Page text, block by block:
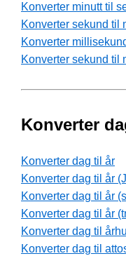
Konverter minutt til
Konverter sekund til
Konverter
Konverter sekund til
Konverter
Konverter dag til år
Konverter dag til år
Konverter dag til år
Konverter dag til år
Konverter dag til
Konverter dag til